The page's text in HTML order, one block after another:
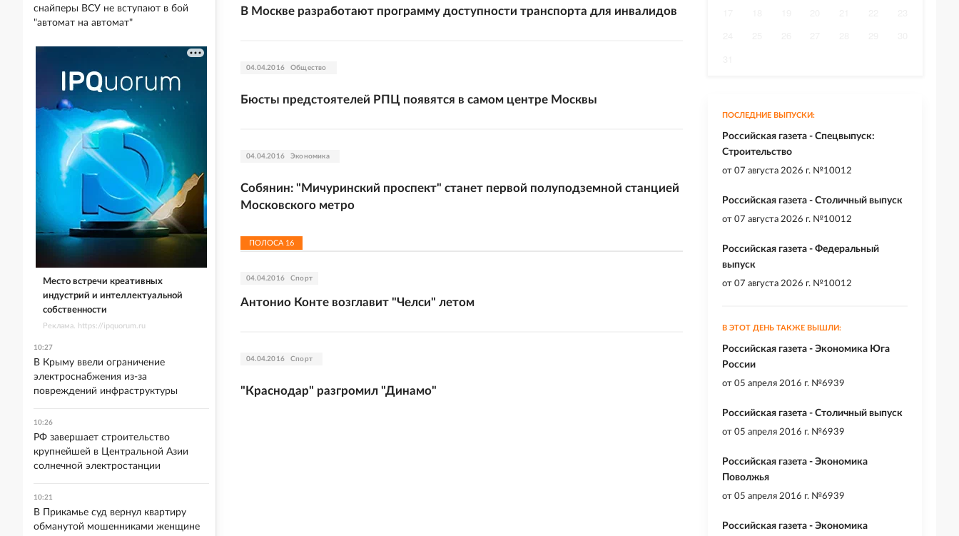
В Москве разработают программу доступности транспорта для инвалидов
04.04.2016 Общество
Бюсты предстоятелей РПЦ появятся в самом центре Москвы
04.04.2016 Экономика
Собянин: "Мичуринский проспект" станет первой полуподземной станцией
Московского метро
ПОЛОСА 16
04.04.2016 Спорт
Антонио Конте возглавит "Челси" летом
04.04.2016 Спорт
"Краснодар" разгромил "Динамо"
ПОСЛЕДНИЕ ВЫПУСКИ:
Российская газета - Спецвыпуск:
Строительство
от 07 августа 2026 г. №10012
Российская газета - Столичный выпуск
от 07 августа 2026 г. №10012
Российская газета - Федеральный
выпуск
от 07 августа 2026 г. №10012
В ЭТОТ ДЕНЬ ТАКЖЕ ВЫШЛИ:
Российская газета - Экономика Юга
России
от 05 апреля 2016 г. №6939
Российская газета - Столичный выпуск
от 05 апреля 2016 г. №6939
Российская газета - Экономика
Поволжья
от 05 апреля 2016 г. №6939
Российская газета - Экономика
снайперы ВСУ не вступают в бой
"автомат на автомат"
Место встречи креативных
индустрий и интеллектуальной
собственности
Реклама. https://ipquorum.ru
10:27
В Крыму ввели ограничение
электроснабжения из-за
повреждений инфраструктуры
10:26
РФ завершает строительство
крупнейшей в Центральной Азии
солнечной электростанции
10:21
В Прикамье суд вернул квартиру
обманутой мошенниками женщине